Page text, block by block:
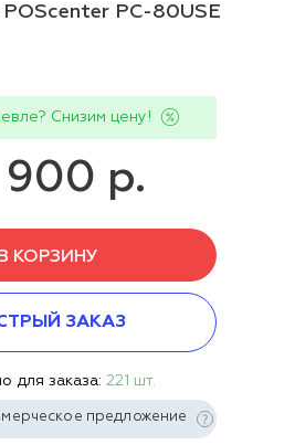
POScenter PC-80USE
Снизим цену!
900 р.
В КОРЗИНУ
ЗАКАЗ
для заказа:221 шт.
предложение